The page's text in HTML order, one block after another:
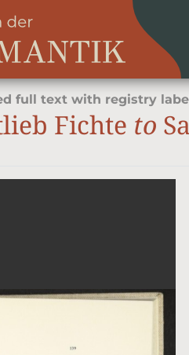
full text with registry
Fichte to